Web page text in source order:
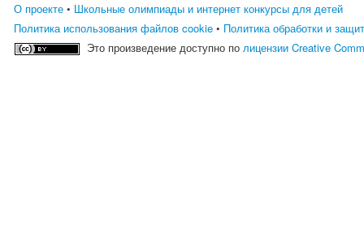
О проекте • Школьные олимпиады и интернет конкурсы для детей
Политика использования файлов cookie • Политика обработки и
Это произведение доступно полицензии Creative